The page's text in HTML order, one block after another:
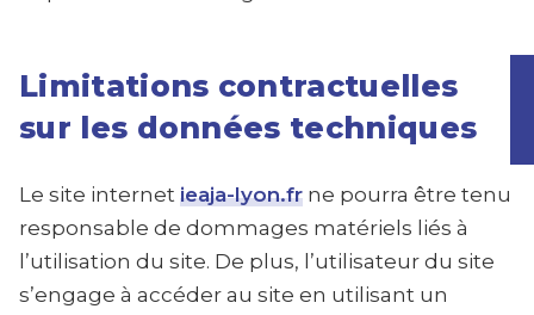
Limitations contractuelles
sur les données techniques
Le site internet ieaja-lyon.fr ne pourra être tenu
responsable de dommages matériels liés à
l’utilisation du site. De plus, l’utilisateur du site
s’engage à accéder au site en utilisant un